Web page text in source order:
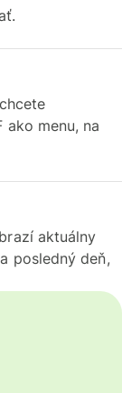
menu, na
aktuálny
posledný deň,